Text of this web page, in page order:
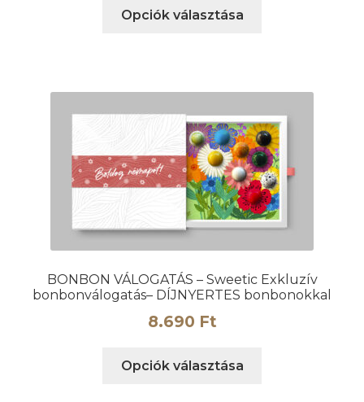
Opciók választása
A
változatok
a
termékoldalon
választhatók
ki
BONBON VÁLOGATÁS – Sweetic Exkluzív
bonbonválogatás– DÍJNYERTES bonbonokkal
8.690 Ft
Opciók választása